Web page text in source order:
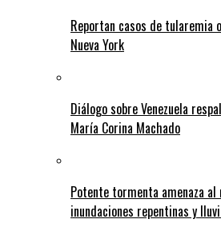
Reportan casos de tularemia
Nueva York
Diálogo sobre Venezuela
María Corina Machado
Potente tormenta amenaza al
inundaciones repentinas y